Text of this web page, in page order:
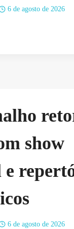
6 de agosto de 2026
show
e
6 de agosto de 2026